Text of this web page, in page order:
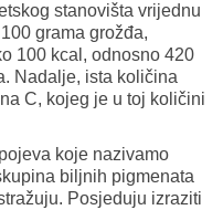
stanovišta vrijednu
grama grožđa,
100 kcal, odnosno 420
Nadalje, ista količina
C, kojeg je u toj količini
koje nazivamo
biljnih pigmenata
Posjeduju izraziti